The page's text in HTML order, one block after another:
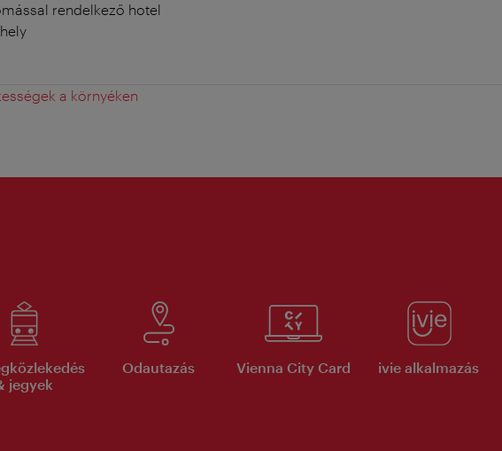
rendelkező hotel
a környéken
jegyek
Odautazás Vienna City Card ivie alkalmazás